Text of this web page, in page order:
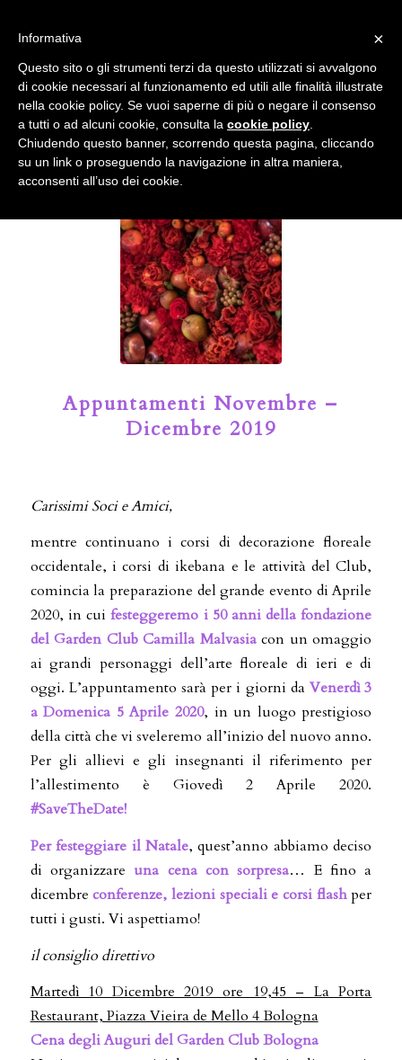
Il Blog del Garden Club di Bologna
Appuntamenti Novembre –
Dicembre 2019
Carissimi Soci e Amici,
mentre continuano i corsi di decorazione floreale
occidentale, i corsi di ikebana e le attività del Club,
comincia la preparazione del grande evento di Aprile
2020, in cuifesteggeremo i 50 anni della fondazione
del Garden Club Camilla Malvasiacon un omaggio
ai grandi personaggi dell’arte floreale di ieri e di
oggi. L’appuntamento sarà per i giorni daVenerdì 3
a Domenica 5 Aprile 2020, in un luogo prestigioso
della città che vi sveleremo all’inizio del nuovo anno.
Per gli allievi e gli insegnanti il riferimento per
l’allestimento è Giovedì 2 Aprile 2020.
#SaveTheDate!
Per festeggiare il Natale, quest’anno abbiamo deciso
di organizzare una cena con sorpresa… E fino a
dicembreconferenze, lezioni speciali e corsi flashper
tutti i gusti. Vi aspettiamo!
il consiglio direttivo
Martedì 10 Dicembre 2019 ore 19,45 – La Porta
Restaurant, Piazza Vieira de Mello 4 Bologna
Cena degli Auguri del Garden Club Bologna
accetta l'uso dei cookies previsto nella pagina dedicata.
Fai clic per abilitare/disabilitare il tracciamento di
Google Analytics.
OK Privacy e cookie policy
×
Informativa
Questo sito o gli strumenti terzi da questo utilizzati si avvalgono
di cookie necessari al funzionamento ed utili alle finalità illustrate
nella cookie policy. Se vuoi saperne di più o negare il consenso
a tutti o ad alcuni cookie, consulta la cookie policy
Chiudendo questo banner, scorrendo questa pagina, cliccando
su un link o proseguendo la navigazione in altra maniera,
acconsenti all’uso dei cookie.